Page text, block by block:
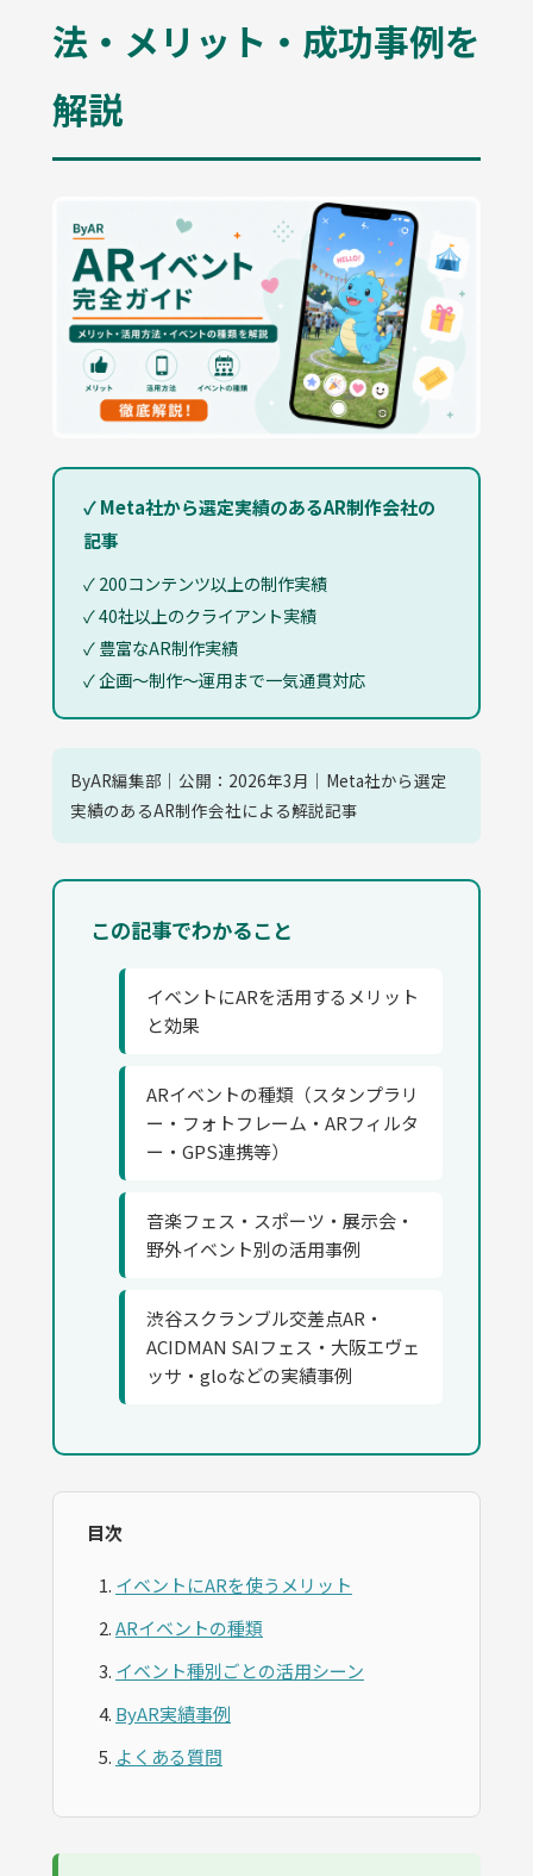
法・メリット・成功事例を
解説
✓ Meta社から選定実績のあるAR制作会社の
記事
✓ 200コンテンツ以上の制作実績
✓ 40社以上のクライアント実績
✓ 豊富なAR制作実績
✓ 企画〜制作〜運用まで一気通貫対応
ByAR編集部｜公開：2026年3月｜Meta社から選定
実績のあるAR制作会社による解説記事
この記事でわかること
イベントにARを活用するメリット
と効果
ARイベントの種類（スタンプラリ
ー・フォトフレーム・ARフィルタ
ー・GPS連携等）
音楽フェス・スポーツ・展示会・
野外イベント別の活用事例
渋谷スクランブル交差点AR・
ACIDMAN SAIフェス・大阪エヴェ
ッサ・gloなどの実績事例
目次
イベントにARを使うメリット
ARイベントの種類
イベント種別ごとの活用シーン
ByAR実績事例
よくある質問